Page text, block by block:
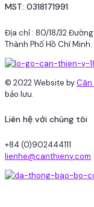
MST: 0318171991
Địa chỉ : 80/18/32
Thành Phố Hồ Chí Minh.
© 2022 Website byCân
bảo lưu.
Liên hệ với chúng tôi
+84 (0)902444111
lienhe@canthieny.com